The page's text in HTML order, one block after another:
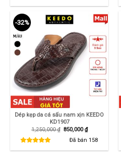
-32%
Dép kẹp da cá sấu nam xịn KEEDO
KD1907
1,250,000₫ Giá
1,250,000 ₫.
850,000₫Giá
hiện
tại
là:
Đã bán 158